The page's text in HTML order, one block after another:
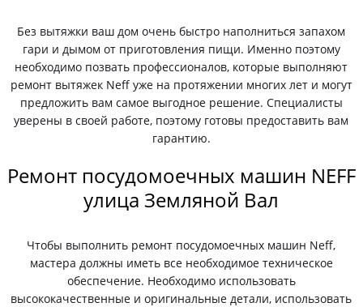
Без вытяжки ваш дом очень быстро наполниться запахом
гари и дымом от приготовления пищи. Именно поэтому
необходимо позвать профессионалов, которые выполняют
ремонт вытяжек Neff уже на протяжении многих лет и могут
предложить вам самое выгодное решение. Специалисты
уверены в своей работе, поэтому готовы предоставить вам
гарантию.
Ремонт посудомоечных машин NEFF
улица Земляной Вал
Чтобы выполнить ремонт посудомоечных машин Neff,
мастера должны иметь все необходимое техническое
обеспечение. Необходимо использовать
высококачественные и оригинальные детали, использовать